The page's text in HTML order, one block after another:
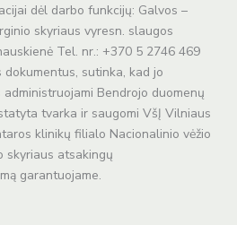
dėl darbo funkcijų: Galvos –
skyriaus vyresn. slaugos
Tel. nr.: +370 5 2746 469
sutinka, kad jo
Bendrojo duomenų
tvarka ir saugomi VšĮ Vilniaus
klinikų filialo Nacionalinio vėžio
skyriaus atsakingų
garantuojame.